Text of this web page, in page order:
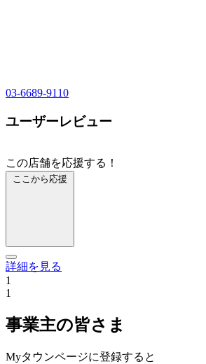
03-6689-9110
ユーザーレビュー
この店舗を応援する！
ここから応援
詳細を見る
1
1
事業主の皆さま
Myタウンページに登録すると